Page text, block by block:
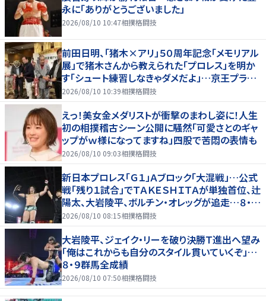
永に「ありがとうございました」
2026/08/10 10:47相撲格闘技
前田日明、「猪木×アリ」５０周年記念「メモリアル
展」で猪木さんから教えられた「プロレス」を明か
す「シュート練習しなきゃダメだよ」…京王プラザ
ホテルで３１日まで
2026/08/10 10:39相撲格闘技
えっ！美女金メダリストが衝撃のまわし姿に！人生
初の相撲稽古シーン公開に騒然「可愛さとのギャ
ップがｗ様になってますね」四股で苦悶の表情も
2026/08/10 09:03相撲格闘技
新日本プロレス「Ｇ１」Ａブロック「大混戦」…公式
戦「残り１試合」でＴＡＫＥＳＨＩＴＡが単独首位、辻
陽太、大岩陵平、ボルチン・オレッグが追走…８・９
群馬全成績
2026/08/10 08:15相撲格闘技
大岩陵平、ジェイク・リーを破り決勝Ｔ進出へ望み
「俺はこれからも自分のスタイル貫いていくぞ」…
８・９群馬全成績
2026/08/10 07:50相撲格闘技